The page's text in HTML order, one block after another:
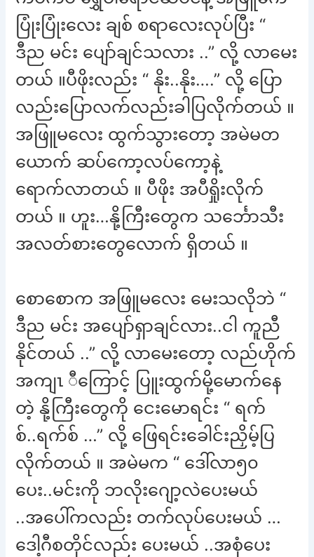
ပြုံးပြုံးလေး ချစ် စရာလေးလုပ်ပြီး “
ဒီည မင်း ပျော်ချင်သလား ..” လို့ လာမေး
တယ် ။ပီဖိုးလည်း “ နိုး..နိုး….” လို့ ပြော
လည်းပြောလက်လည်းခါပြလိုက်တယ် ။
အဖြူမလေး ထွက်သွားတော့ အမဲမတ
ယောက် ဆပ်ကော့လပ်ကော့နဲ့
ရောက်လာတယ် ။ ပီဖိုး အပီရှိုးလိုက်
တယ် ။ ဟူး…နို့ကြီးတွေက သင်္ဘောသီး
အလတ်စားတွေလောက် ရှိတယ် ။
စောစောက အဖြူမလေး မေးသလိုဘဲ “
ဒီည မင်း အပျော်ရှာချင်လား..ငါ ကူညီ
နိုင်တယ် ..” လို့ လာမေးတော့ လည်ဟိုက်
အကျၤ ီကြောင့် ပြူးထွက်မို့မောက်နေ
တဲ့ နို့ကြီးတွေကို ငေးမောရင်း “ ရက်
စ်..ရက်စ် …” လို့ ဖြေရင်းခေါင်းညှိမ့်ပြ
လိုက်တယ် ။ အမဲမက “ ဒေါ်လာ၅၀
ပေး..မင်းကို ဘလိုးဂျော့လဲပေးမယ်
..အပေါ်ကလည်း တက်လုပ်ပေးမယ် …
ဒေါ့ဂီစတိုင်လည်း ပေးမယ် ..အစုံပေး